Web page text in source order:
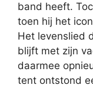
band heeft.
toen hij het
Het levenslied
blijft met zijn
daarmee
tent ontstond